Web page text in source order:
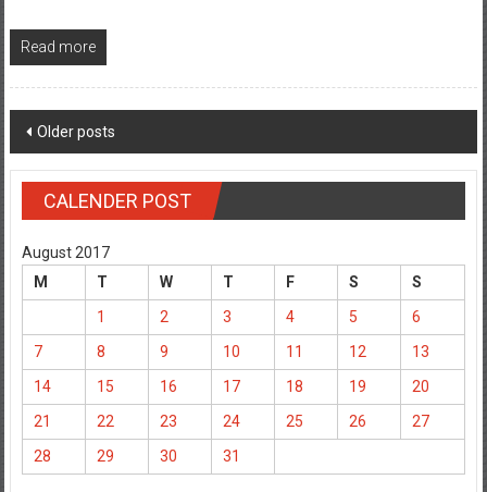
Read more
Posts
navigation
Older posts
CALENDER POST
August 2017
M
T W T F S
S
1
2 3 4 5
6
7
8 9 10 11 12
13
14
15 16 17 18 19
20
21
22 23 24 25 26
27
28
29 30 31